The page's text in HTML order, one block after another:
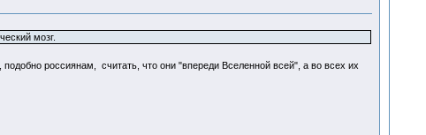
мозг.
россиянам, считать, что они "впереди Вселенной всей", а во всех их